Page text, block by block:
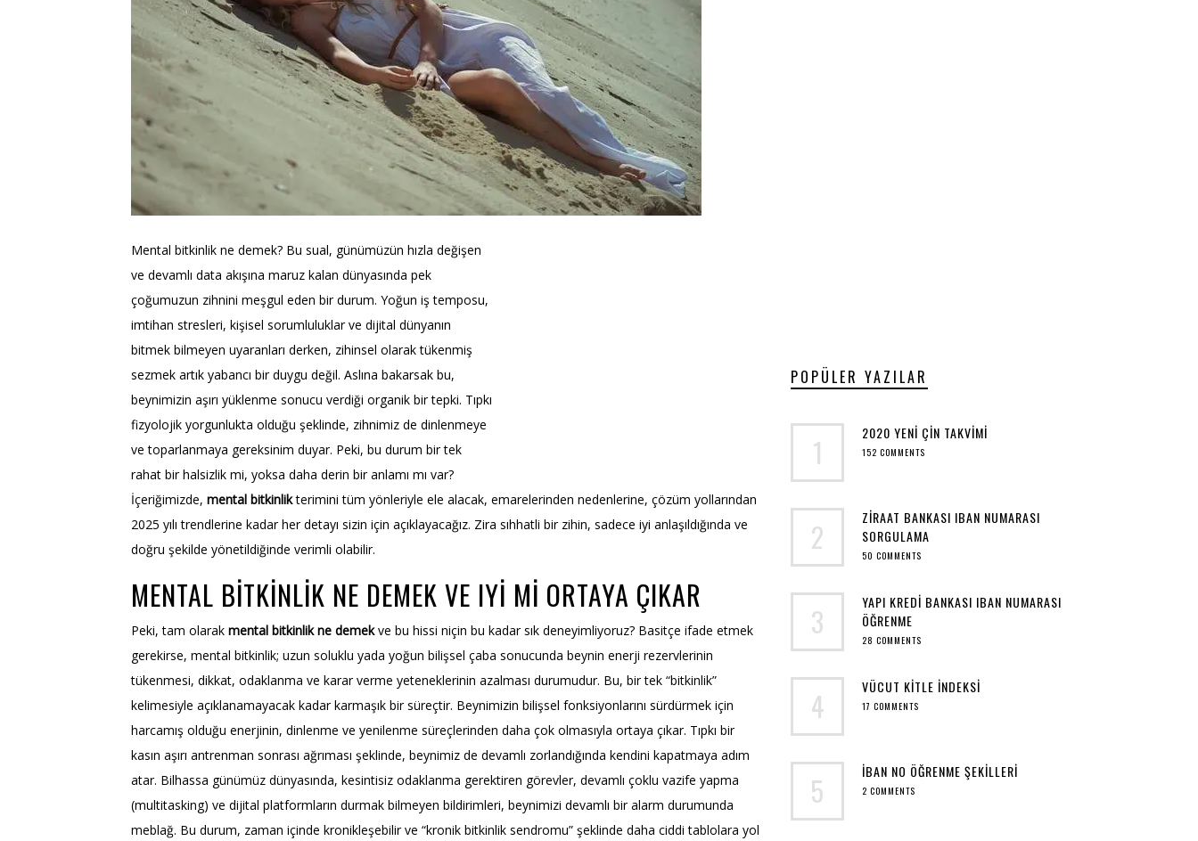
Mental bitkinlik ne demek? Bu sual, günümüzün hızla değişen
ve devamlı data akışına maruz kalan dünyasında pek
çoğumuzun zihnini meşgul eden bir durum. Yoğun iş temposu,
imtihan stresleri, kişisel sorumluluklar ve dijital dünyanın
bitmek bilmeyen uyaranları derken, zihinsel olarak tükenmiş
sezmek artık yabancı bir duygu değil. Aslına bakarsak bu,
beynimizin aşırı yüklenme sonucu verdiği organik bir tepki. Tıpkı
fizyolojik yorgunlukta olduğu şeklinde, zihnimiz de dinlenmeye
ve toparlanmaya gereksinim duyar. Peki, bu durum bir tek
rahat bir halsizlik mi, yoksa daha derin bir anlamı mı var?
İçeriğimizde, mental bitkinlikterimini tüm yönleriyle ele alacak, emarelerinden nedenlerine, çözüm yollarından
2025 yılı trendlerine kadar her detayı sizin için açıklayacağız. Zira sıhhatli bir zihin, sadece iyi anlaşıldığında ve
doğru şekilde yönetildiğinde verimli olabilir.
MENTAL BITKINLIK NE DEMEK VE IYI MI ORTAYA ÇIKAR
Peki, tam olarak mental bitkinlik ne demekve bu hissi niçin bu kadar sık deneyimliyoruz? Basitçe ifade etmek
gerekirse, mental bitkinlik; uzun soluklu yada yoğun bilişsel çaba sonucunda beynin enerji rezervlerinin
tükenmesi, dikkat, odaklanma ve karar verme yeteneklerinin azalması durumudur. Bu, bir tek “bitkinlik”
kelimesiyle açıklanamayacak kadar karmaşık bir süreçtir. Beynimizin bilişsel fonksiyonlarını sürdürmek için
harcamış olduğu enerjinin, dinlenme ve yenilenme süreçlerinden daha çok olmasıyla ortaya çıkar. Tıpkı bir
kasın aşırı antrenman sonrası ağrıması şeklinde, beynimiz de devamlı zorlandığında kendini kapatmaya adım
atar. Bilhassa günümüz dünyasında, kesintisiz odaklanma gerektiren görevler, devamlı çoklu vazife yapma
(multitasking) ve dijital platformların durmak bilmeyen bildirimleri, beynimizi devamlı bir alarm durumunda
meblağ. Bu durum, zaman içinde kronikleşebilir ve “kronik bitkinlik sendromu” şeklinde daha ciddi tablolara yol
POPÜLER YAZILAR
1 2020 YENI ÇIN TAKVIMI
152 COMMENTS
2
ZIRAAT BANKASI IBAN NUMARASI
SORGULAMA
50 COMMENTS
3
YAPI KREDI BANKASI IBAN NUMARASI
ÖĞRENME
28 COMMENTS
4 VÜCUT KITLE INDEKSI
17 COMMENTS
5 IBAN NO ÖĞRENME ŞEKILLERI
2 COMMENTS